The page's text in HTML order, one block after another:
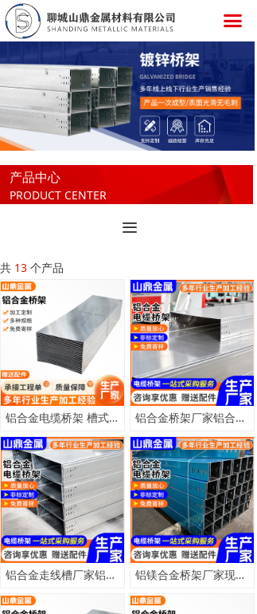
끀
끀
产品中心
PRODUCT CENTER
共 13 个产品
铝合金电缆桥架 槽式桥架 70*50*0.8钢制线槽 配电输电设备用桥架 铝合金桥架厂家铝合金梯式走线架钢制槽盒槽式直通光伏电缆桥架
铝合金走线槽厂家铝合金桥架200*100光伏发电电站铝合金电缆桥架 铝镁合金桥架厂家现货200*100电缆线槽桥架槽盒光伏铝合金桥架